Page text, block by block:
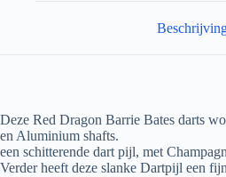
Deze Red Dragon Barrie Bates darts
en Aluminium shafts.
een schitterende dart pijl, met
Verder heeft deze slanke Dartpijl een